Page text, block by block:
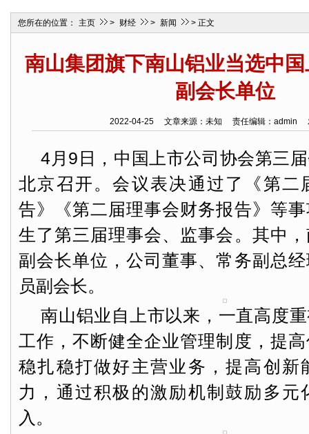
您所在的位置： 主页 > 财经 > 新闻 > 正文
南山集团旗下南山铝业当选中
副会长单位
2022-04-25 文章来源：未知 责任编辑：admin
4月9日，中国上市公司协会第三
北京召开。会议表决通过了《第二
告》《第二届理事会财务报告》等
生了第三届理事会、监事会。其中
副会长单位，公司董事、常务副总
员副会长。
南山铝业自上市以来，一直高度
工作，不断健全企业管理制度，提
稳扎稳打做好主营业务，提高创新
力，通过积极的激励机制鼓励多元
入。